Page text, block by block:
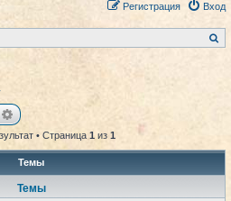
Вход
Регистрация
о
Расширенный поиск
• Страница 1из 1
Темы
Темы